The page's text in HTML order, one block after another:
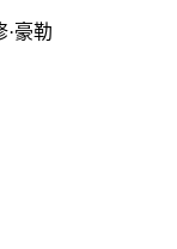
·豪勒